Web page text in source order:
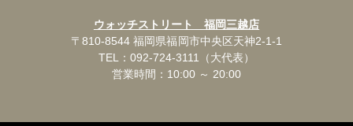
ウォッチストリート 福岡三越店
〒810-8544 福岡県福岡市中央区天神2-1-1
TEL：092-724-3111（大代表）
営業時間：10:00 ～ 20:00